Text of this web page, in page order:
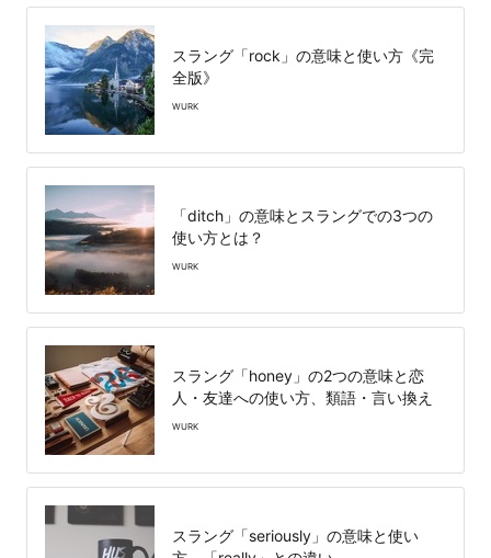
スラング「rock」の意味と使い方《完
全版》
WURK
「ditch」の意味とスラングでの3つの
使い方とは？
WURK
スラング「honey」の2つの意味と恋
人・友達への使い方、類語・言い換え
WURK
スラング「seriously」の意味と使い